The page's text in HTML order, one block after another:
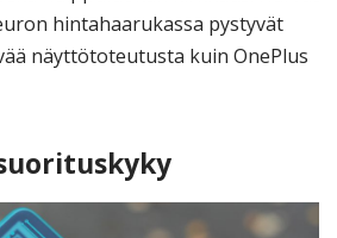
hintahaarukassa pystyvät
näyttötoteutusta kuin OnePlus